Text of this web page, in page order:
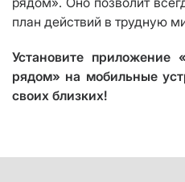
план действий в трудную
Установите
рядом» на мобильные
своих близких!